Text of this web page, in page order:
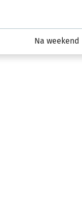
Na weekend